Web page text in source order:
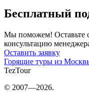
Бесплатный
Мы поможем! Оставьте
консультацию
Оставить заявку
Горящие туры из
TezTour
© 2007—2026.